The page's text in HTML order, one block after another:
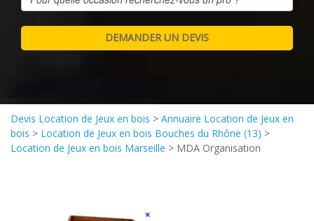
Devis Location de Jeux en bois > Annuaire Location de Jeux en
bois > Location de Jeux en bois Bouches du Rhône (13) >
Location de Jeux en bois Marseille > MDA Organisation